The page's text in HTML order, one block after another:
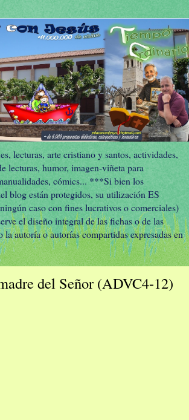
lecturas, arte cristiano y santos, actividades,
lecturas, humor, imagen-viñeta para
cómics... ***Si bien los
blog están protegidos, su utilización ES
caso con fines lucrativos o comerciales)
el diseño integral de las fichas o de las
la autoría o autorías compartidas expresadas en
del Señor (ADVC4-12)